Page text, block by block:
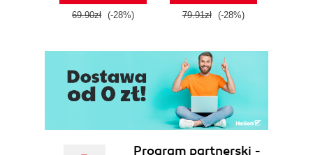
69.90zł (-28%) 79.91zł (-28%)
Program partnerski -